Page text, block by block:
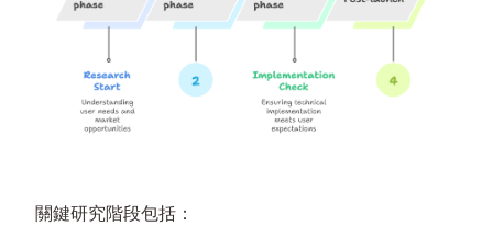
關鍵研究階段包括：